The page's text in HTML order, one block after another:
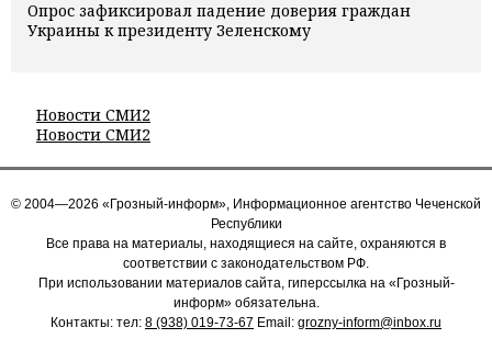
Опрос зафиксировал падение доверия граждан
Украины к президенту Зеленскому
Новости СМИ2
Новости СМИ2
© 2004—2026 «Грозный-информ», Информационное агентство Чеченской
Республики
Все права на материалы, находящиеся на сайте, охраняются в
соответствии с законодательством РФ.
При использовании материалов сайта, гиперссылка на «Грозный-
информ» обязательна.
Контакты: тел: 8 (938) 019-73-67 Email: grozny-inform@inbox.ru